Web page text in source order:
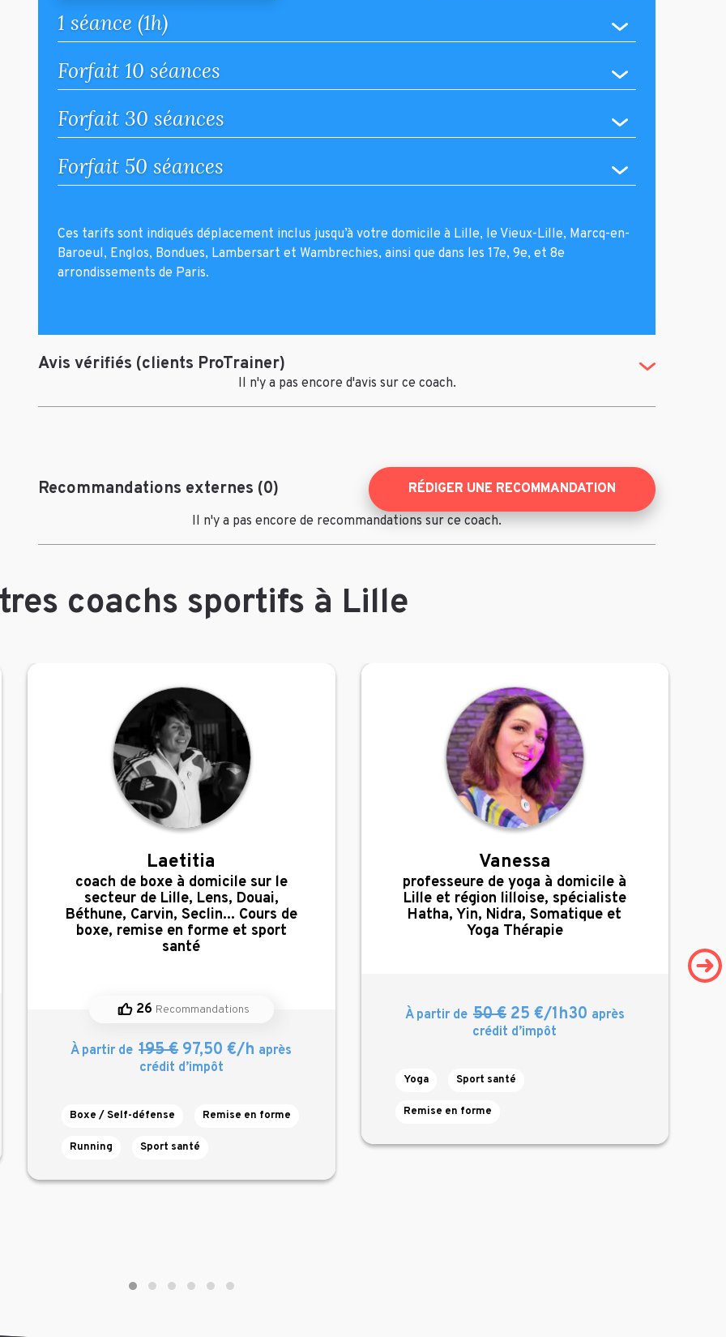
1 séance (1h)
Forfait 10 séances
Forfait 30 séances
Forfait 50 séances
Ces tarifs sont indiqués déplacement inclus jusqu’à votre domicile à Lille, le Vieux-Lille, Marcq-en-
Baroeul, Englos, Bondues, Lambersart et Wambrechies, ainsi que dans les 17e, 9e, et 8e
arrondissements de Paris.
Avis vérifiés (clients ProTrainer)
(Toggle
Il n'y a pas encore d'avis sur ce coach.
Recommandations externes (0)
RÉDIGER UNE RECOMMANDATION
Il n'y a pas encore de recommandations sur ce coach.
coachs sportifs à Lille
Laetitia
,
coach de boxe à domicile sur le
secteur de Lille, Lens, Douai,
Béthune, Carvin, Seclin... Cours de
boxe, remise en forme et sport
santé
26 Recommandations
À partir de 195 €97,50 €/h après
crédit d’impôt
Boxe / Self-défense Remise en forme
Running Sport santé
Vanessa
,
professeure de yoga à domicile à
Lille et région lilloise, spécialiste
Hatha, Yin, Nidra, Somatique et
Yoga Thérapie
À partir de 50 €25 €/1h30 après
crédit d’impôt
Yoga Sport santé
Remise en forme